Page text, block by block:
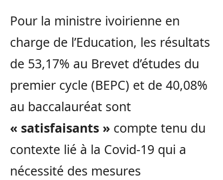
Pour la ministre ivoirienne en
charge de l’Education, les résultats
de 53,17% au Brevet d’études du
premier cycle (BEPC) et de 40,08%
au baccalauréat sont
« satisfaisants » compte tenu du
contexte lié à la Covid-19 qui a
nécessité des mesures